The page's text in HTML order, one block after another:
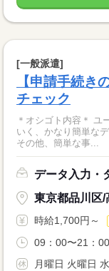
[一般派遣]
【申請手続き
チェック
＊オシゴト内容＊ ユーザー情報を専用フォームに そのまま入力して
いく、かなり簡単な
その他、簡単な事...
データ入力・
東京都品川区/
時給1,700円～
09：00〜21：
月曜日 火曜日